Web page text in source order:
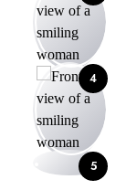
4
5